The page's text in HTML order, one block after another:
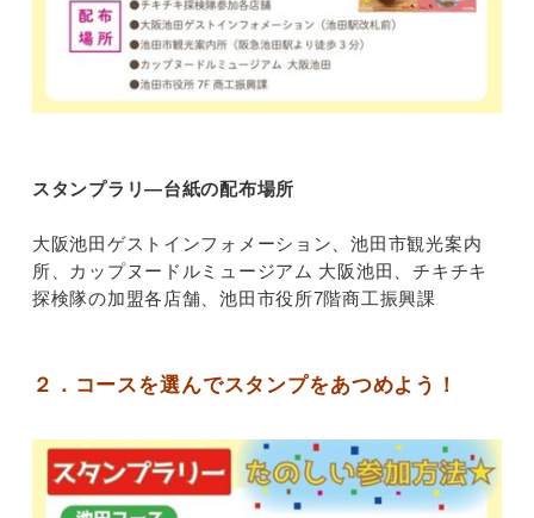
スタンプラリ―台紙の配布場所
大阪池田ゲストインフォメーション、池田市観光案内
所、カップヌードルミュージアム 大阪池田、チキチキ
探検隊の加盟各店舗、池田市役所7階商工振興課
２．コースを選んでスタンプをあつめよう！